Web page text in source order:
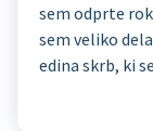
sem odprte
sem veliko
edina skrb, ki